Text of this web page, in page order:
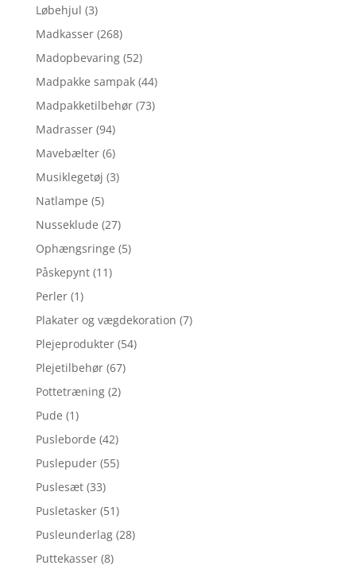
Løbehjul (3)
Madkasser (268)
Madopbevaring (52)
Madpakke sampak (44)
Madpakketilbehør (73)
Madrasser (94)
Mavebælter (6)
Musiklegetøj (3)
Natlampe (5)
Nusseklude (27)
Ophængsringe (5)
Påskepynt (11)
Perler (1)
Plakater og vægdekoration (7)
Plejeprodukter (54)
Plejetilbehør (67)
Pottetræning (2)
Pude (1)
Pusleborde (42)
Puslepuder (55)
Puslesæt (33)
Pusletasker (51)
Pusleunderlag (28)
Puttekasser (8)